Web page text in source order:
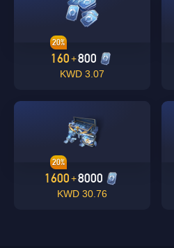
Singapore
800
+
160
20%
3.07 KWD
8000
+
1600
20%
30.76 KWD